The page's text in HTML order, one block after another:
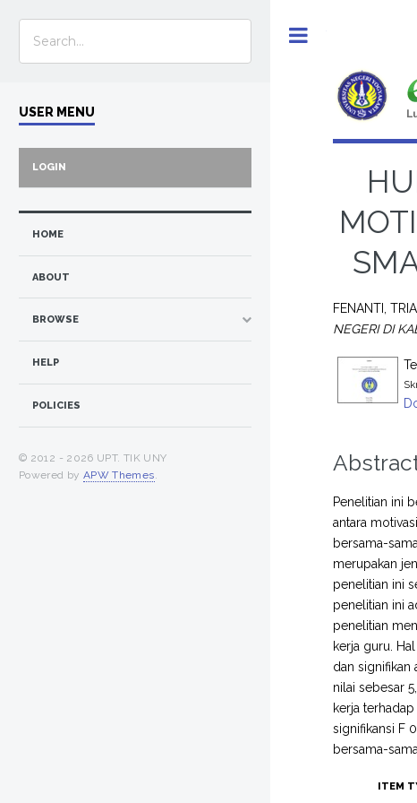
FENANTI,
NEGERI DI
Penelitian ini
antara
bersama-
merupakan
penelitian ini
penelitian ini
penelitian
kerja guru.
dan signifikan
nilai sebesar
kerja
signifikansi F
bersama-
ITEM
USER MENU
LOGIN
HOME
ABOUT
BROWSE
HELP
POLICIES
© 2012 - 2026 UPT. TIK UNY
Powered by APW Themes